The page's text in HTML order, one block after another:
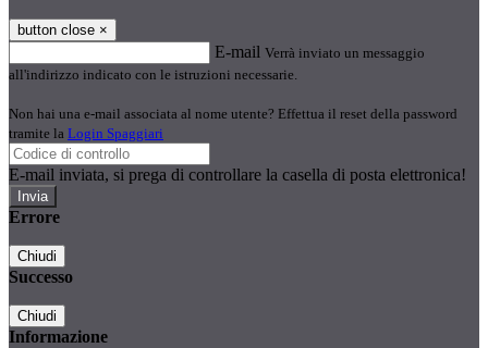
button close ×
E-mail Verrà inviato un messaggio
all'indirizzo indicato con le istruzioni necessarie.
Non hai una e-mail associata al nome utente? Effettua il reset della password
tramite la Login Spaggiari
E-mail inviata, si prega di controllare la casella di posta elettronica!
Errore
Chiudi
Successo
Chiudi
Informazione